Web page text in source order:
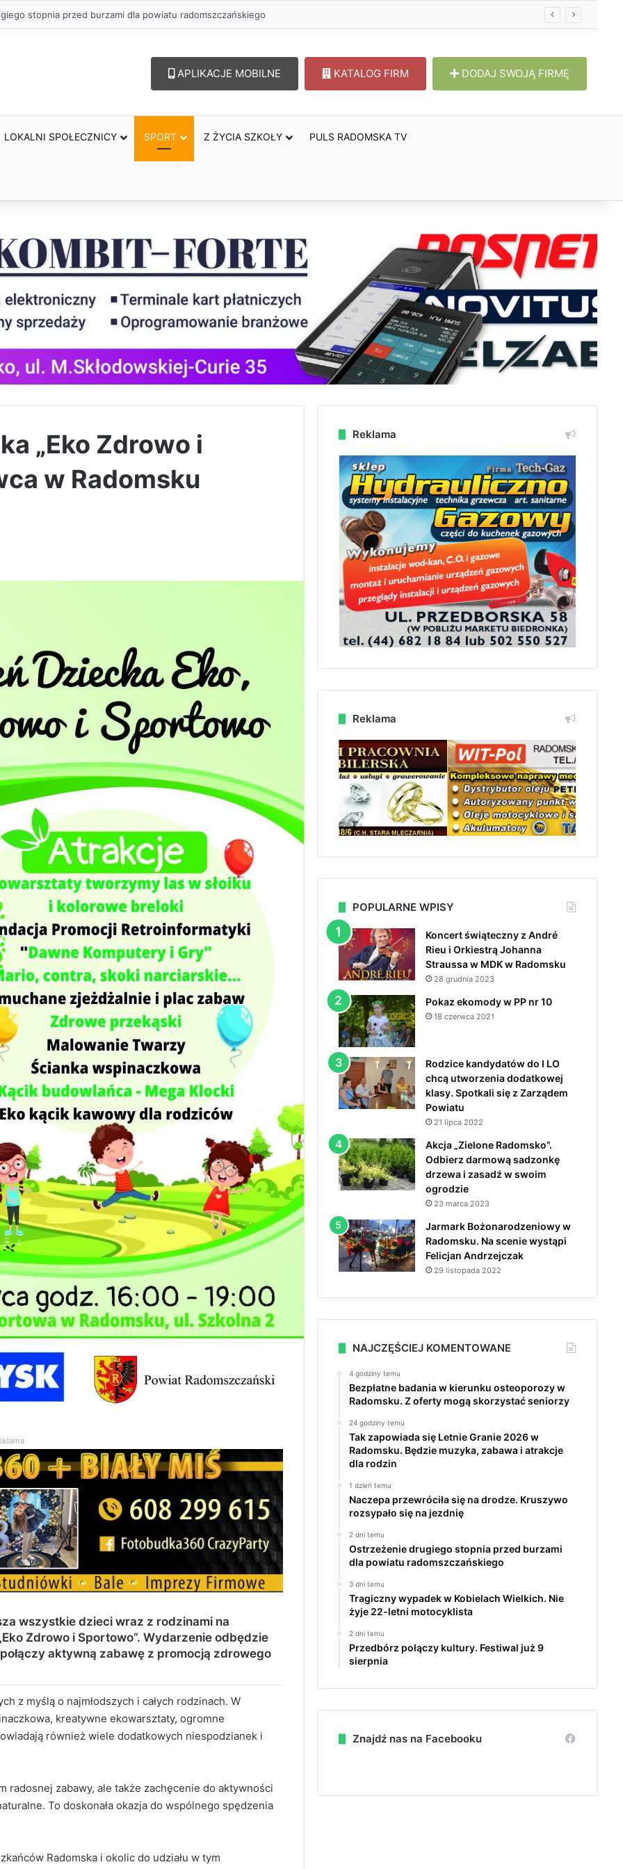
szkolenia pracowników. PUP w Radomsku ogłasza nabór wniosków
APLIKACJE MOBILNE KATALOG FIRM DODAJ SWOJĄ FIRMĘ
LOKALNI SPOŁECZNICY SPORT Z ŻYCIA SZKOŁY PULS RADOMSKA TV
„Eko Zdrowo i
w Radomsku
wszystkie dzieci wraz z rodzinami na
Zdrowo i Sportowo”. Wydarzenie odbędzie
aktywną zabawę z promocją zdrowego
z myślą o najmłodszych i całych rodzinach. W
kreatywne ekowarsztaty, ogromne
również wiele dodatkowych niespodzianek i
zabawy, ale także zachęcenie do aktywności
To doskonała okazja do wspólnego spędzenia
Radomska i okolic do udziału w tym
Reklama
Reklama
POPULARNE WPISY
Koncert świąteczny z André
Rieu i Orkiestrą Johanna
Straussa w MDK w Radomsku
28 grudnia 2023
Pokaz ekomody w PP nr 10
18 czerwca 2021
Rodzice kandydatów do I LO
chcą utworzenia dodatkowej
klasy. Spotkali się z Zarządem
Powiatu
21 lipca 2022
Akcja „Zielone Radomsko”.
Odbierz darmową sadzonkę
drzewa i zasadź w swoim
ogrodzie
23 marca 2023
Jarmark Bożonarodzeniowy w
Radomsku. Na scenie wystąpi
Felicjan Andrzejczak
29 listopada 2022
NAJCZĘŚCIEJ KOMENTOWANE
4 godziny temu
Bezpłatne badania w kierunku osteoporozy w
Radomsku. Z oferty mogą skorzystać seniorzy
24 godziny temu
Tak zapowiada się Letnie Granie 2026 w
Radomsku. Będzie muzyka, zabawa i atrakcje
dla rodzin
1 dzień temu
Naczepa przewróciła się na drodze. Kruszywo
rozsypało się na jezdnię
2 dni temu
Ostrzeżenie drugiego stopnia przed burzami
dla powiatu radomszczańskiego
3 dni temu
Tragiczny wypadek w Kobielach Wielkich. Nie
żyje 22-letni motocyklista
2 dni temu
Przedbórz połączy kultury. Festiwal już 9
sierpnia
Znajdź nas na Facebooku